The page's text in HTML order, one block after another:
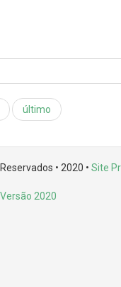
último
• 2020 • Site
2020